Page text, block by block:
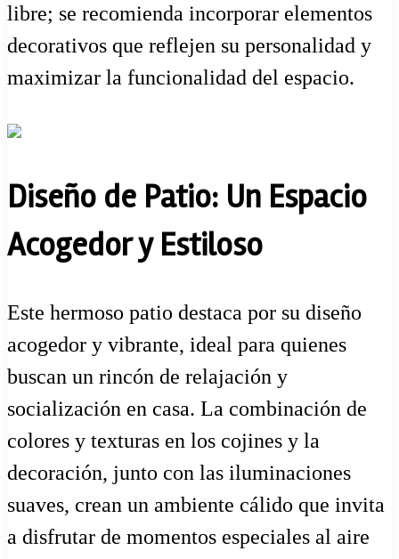
libre; se recomienda incorporar elementos
decorativos que reflejen su personalidad y
maximizar la funcionalidad del espacio.
Diseño de Patio: Un Espacio
Acogedor y Estiloso
Este hermoso patio destaca por su diseño
acogedor y vibrante, ideal para quienes
buscan un rincón de relajación y
socialización en casa. La combinación de
colores y texturas en los cojines y la
decoración, junto con las iluminaciones
suaves, crean un ambiente cálido que invita
a disfrutar de momentos especiales al aire